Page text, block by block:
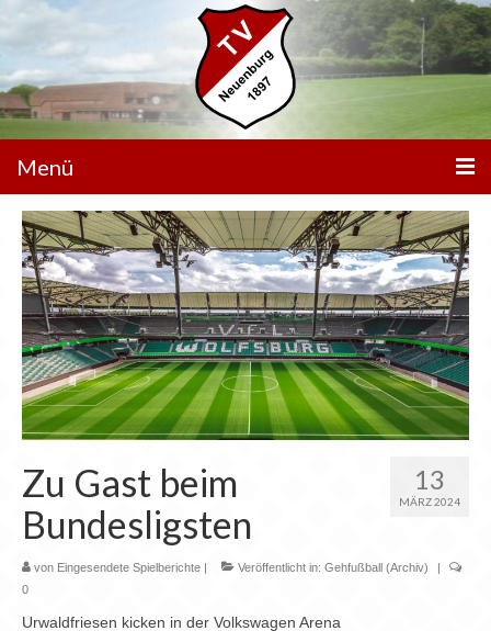
Menü
Unser Verein
Spielbetrieb
Mannschaften
Walking Football
Sportanlagen
Chronik
Archiv
13
MÄRZ 2024
Zu Gast beim
Bundesligsten
von Eingesendete Spielberichte | Veröffentlicht in: Gehfußball (Archiv)
|
0
Urwaldfriesen kicken in der Volkswagen Arena